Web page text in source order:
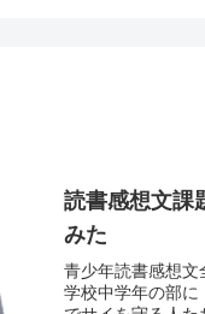
読書感想文課
みた
青少年読書感想
学校中学年の部に